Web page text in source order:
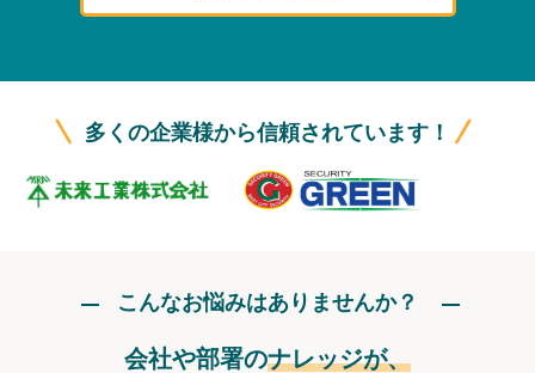
ログイン
多くの企業様から信頼されています！
こんなお悩みはありませんか？
会社や部署のナレッジが、